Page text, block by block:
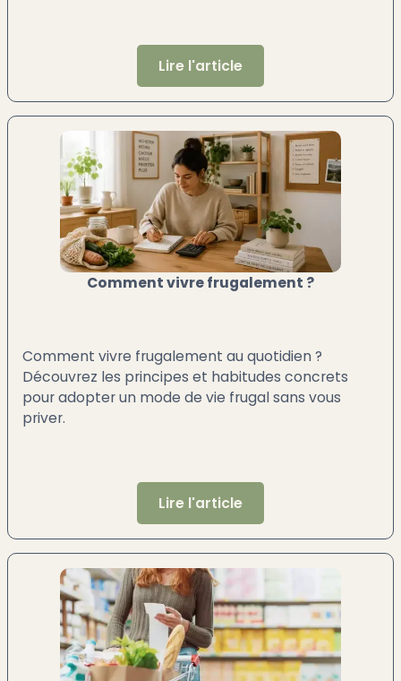
Lire l'article
Comment vivre frugalement ?
Comment vivre frugalement au quotidien ?
Découvrez les principes et habitudes concrets
pour adopter un mode de vie frugal sans vous
priver.
Lire l'article